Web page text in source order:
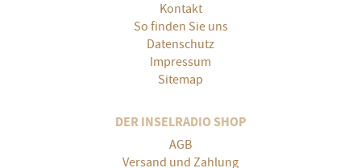
Kontakt
So finden Sie uns
Datenschutz
Impressum
Sitemap
DER INSELRADIO SHOP
AGB
Versand und Zahlung